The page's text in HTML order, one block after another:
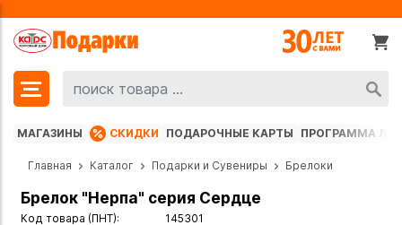
МАГАЗИНЫ СКИДКИ ПОДАРОЧНЫЕ КАРТЫ ПРОГРАММА
Главная Каталог Подарки и Сувениры Брелоки
Брелок "Нерпа" серия Сердце
Код товара (ПНТ):
145301